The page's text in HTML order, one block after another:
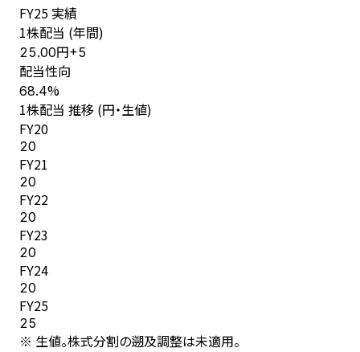
FY25 実績
1株配当 (年間)
25.00円+5
配当性向
68.4%
1株配当 推移 (円・生値)
FY20
20
FY21
20
FY22
20
FY23
20
FY24
20
FY25
25
※ 生値。株式分割の遡及調整は未適用。